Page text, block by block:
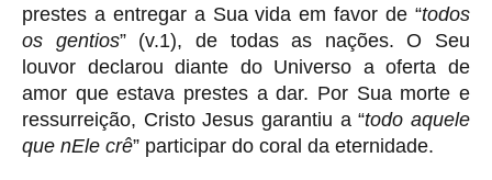
prestes a entregar a Sua vida em favor de “todos
os gentios” (v.1), de todas as nações. O Seu
louvor declarou diante do Universo a oferta de
amor que estava prestes a dar. Por Sua morte e
ressurreição, Cristo Jesus garantiu a “todo aquele
que nEle crê” participar do coral da eternidade.